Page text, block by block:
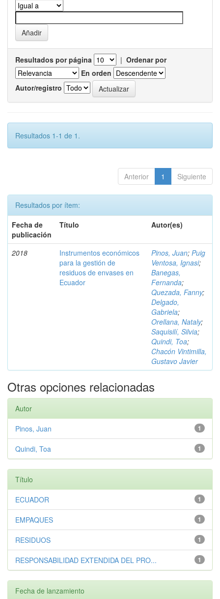
Resultados por página | Ordenar por
En orden
Autor/registro
Resultados 1-1 de 1.
Anterior 1 Siguiente
Resultados por ítem:
Fecha de
publicación
Título Autor(es)
2018
Instrumentos económicos
para la gestión de
residuos de envases en
Ecuador
Pinos, Juan; Puig
Ventosa, Ignasi;
Banegas,
Fernanda;
Quezada, Fanny;
Delgado,
Gabriela;
Orellana, Nataly;
Saquisilí, Silvia;
Quindi, Toa;
Chacón Vintimilla,
Gustavo Javier
Otras opciones relacionadas
Autor
1
Pinos, Juan
1
Quindi, Toa
Título
1
ECUADOR
1
EMPAQUES
1
RESIDUOS
1
RESPONSABILIDAD EXTENDIDA DEL PRO...
Fecha de lanzamiento